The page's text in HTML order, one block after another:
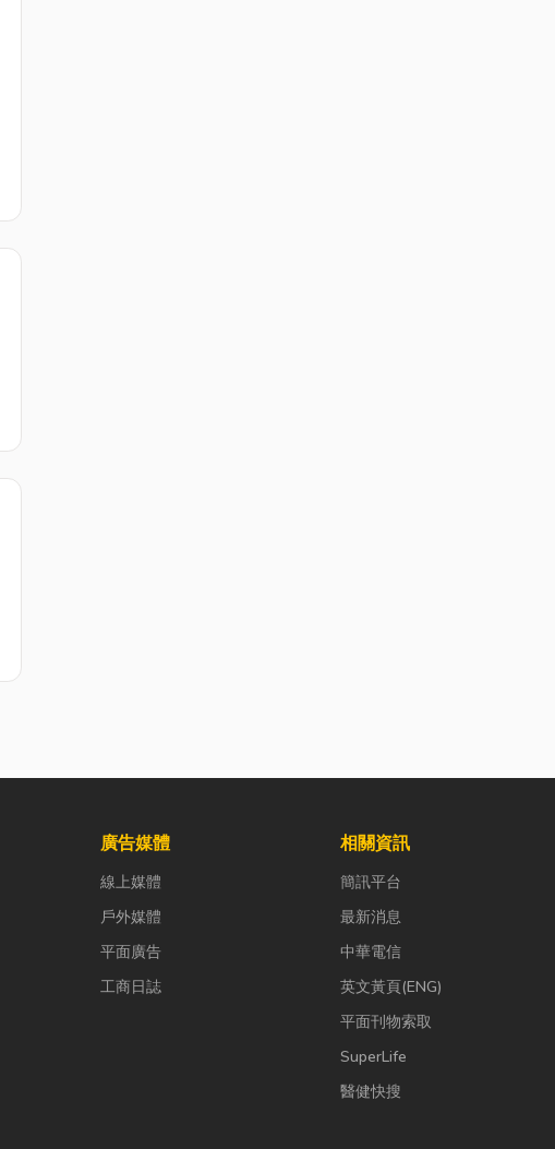
廣告媒體
線上媒體
戶外媒體
平面廣告
工商日誌
相關資訊
簡訊平台
最新消息
中華電信
英文黃頁(ENG)
平面刊物索取
SuperLife
醫健快搜